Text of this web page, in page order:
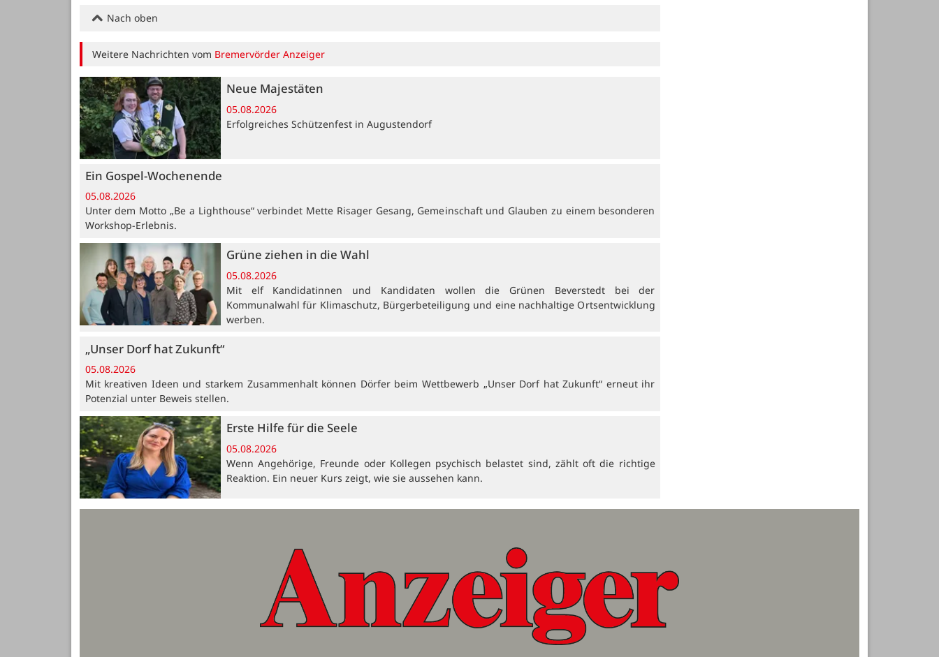
Nach oben
Weitere Nachrichten vom Bremervörder Anzeiger
Neue Majestäten
05.08.2026
Erfolgreiches Schützenfest in Augustendorf
Ein Gospel-Wochenende
05.08.2026
Unter dem Motto „Be a Lighthouse“ verbindet Mette Risager Gesang, Gemeinschaft und Glauben zu einem besonderen
Workshop-Erlebnis.
Grüne ziehen in die Wahl
05.08.2026
Mit elf Kandidatinnen und Kandidaten wollen die Grünen Beverstedt bei der
Kommunalwahl für Klimaschutz, Bürgerbeteiligung und eine nachhaltige Ortsentwicklung
werben.
„Unser Dorf hat Zukunft“
05.08.2026
Mit kreativen Ideen und starkem Zusammenhalt können Dörfer beim Wettbewerb „Unser Dorf hat Zukunft“ erneut ihr
Potenzial unter Beweis stellen.
Erste Hilfe für die Seele
05.08.2026
Wenn Angehörige, Freunde oder Kollegen psychisch belastet sind, zählt oft die richtige
Reaktion. Ein neuer Kurs zeigt, wie sie aussehen kann.